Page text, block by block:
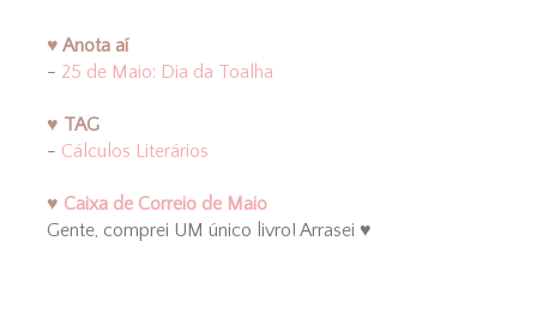
♥ Anota aí
- 25 de Maio: Dia da Toalha
♥ TAG
- Cálculos Literários
♥ Caixa de Correio de Maio
Gente, comprei UM único livro! Arrasei ♥